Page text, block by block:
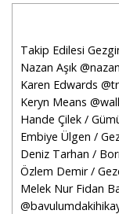
Takip Edilesi
Nazan Aşık
Karen Edwards
Keryn Means
Hande Çilek /
Embiye Ülgen /
Deniz Tarhan /
Özlem Demir /
Melek Nur Fidan